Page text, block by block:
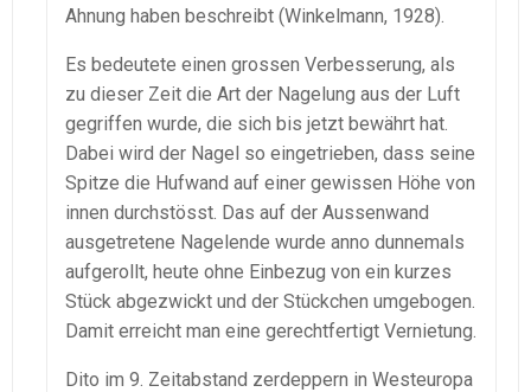
Ahnung haben beschreibt (Winkelmann, 1928).
Es bedeutete einen grossen Verbesserung, als
zu dieser Zeit die Art der Nagelung aus der Luft
gegriffen wurde, die sich bis jetzt bewährt hat.
Dabei wird der Nagel so eingetrieben, dass seine
Spitze die Hufwand auf einer gewissen Höhe von
innen durchstösst. Das auf der Aussenwand
ausgetretene Nagelende wurde anno dunnemals
aufgerollt, heute ohne Einbezug von ein kurzes
Stück abgezwickt und der Stückchen umgebogen.
Damit erreicht man eine gerechtfertigt Vernietung.
Dito im 9. Zeitabstand zerdeppern in Westeuropa